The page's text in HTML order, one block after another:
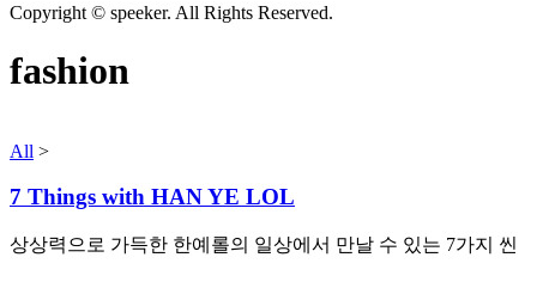
Copyright © speeker. All Rights Reserved.
fashion
All >
7 Things with HAN YE LOL
상상력으로 가득한 한예롤의 일상에서 만날 수 있는 7가지 씬